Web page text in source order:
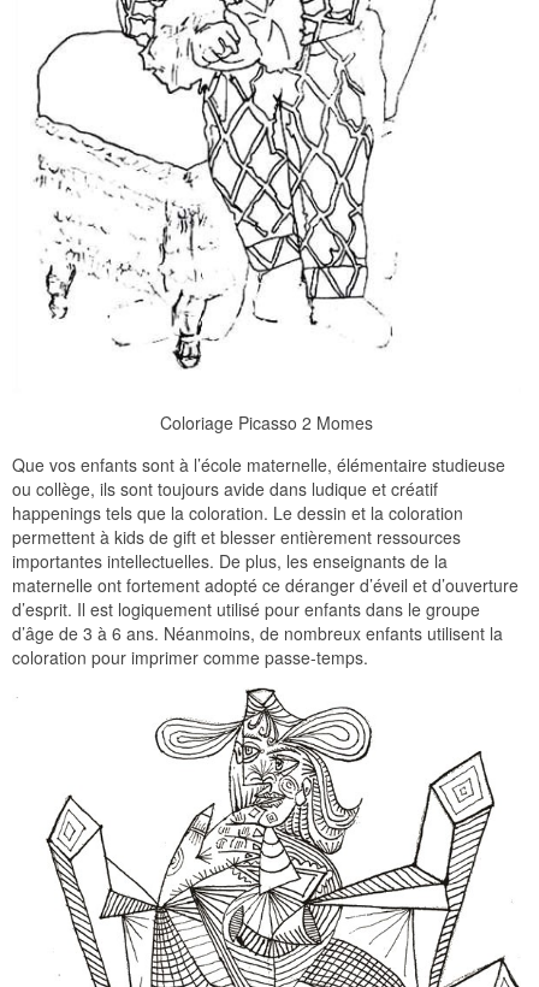
Coloriage Picasso 2 Momes
Que vos enfants sont à l’école maternelle, élémentaire studieuse
ou collège, ils sont toujours avide dans ludique et créatif
happenings tels que la coloration. Le dessin et la coloration
permettent à kids de gift et blesser entièrement ressources
importantes intellectuelles. De plus, les enseignants de la
maternelle ont fortement adopté ce déranger d’éveil et d’ouverture
d’esprit. Il est logiquement utilisé pour enfants dans le groupe
d’âge de 3 à 6 ans. Néanmoins, de nombreux enfants utilisent la
coloration pour imprimer comme passe-temps.